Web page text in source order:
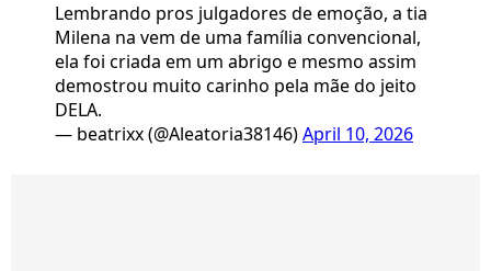
Lembrando pros julgadores de emoção, a tia
Milena na vem de uma família convencional,
ela foi criada em um abrigo e mesmo assim
demostrou muito carinho pela mãe do jeito
DELA.
— beatrixx (@Aleatoria38146)April 10, 2026